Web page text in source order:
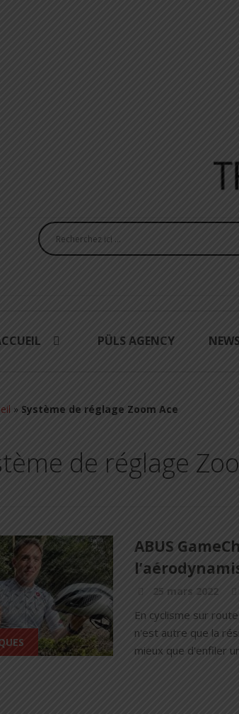
PÜLS AGENCY
» Système de réglage Zoom Ace
de réglage
ABUS
25 mars 2022
En cyclisme sur
n'est autre que la
mieux que d'enfiler